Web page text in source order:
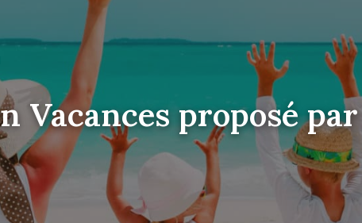
Vacances proposé